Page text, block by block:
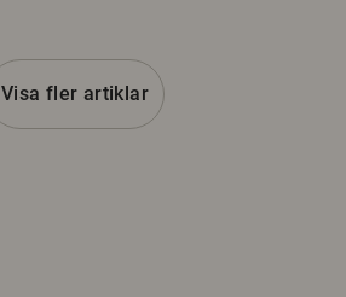
Visa fler artiklar